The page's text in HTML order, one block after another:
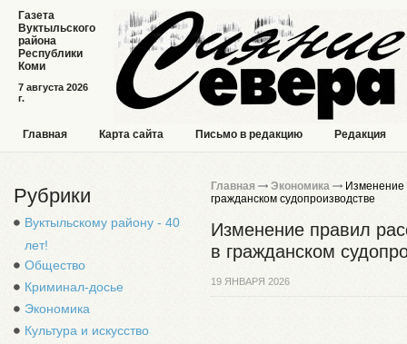
7 августа 2026
г.
Газета
Вуктыльского
района
Республики
Коми
Главная Карта сайта Письмо в редакцию Редакция
Рубрики
Вуктыльскому району - 40
лет!
Общество
Криминал-досье
Экономика
Культура и искусство
Главная Экономика
Изменение
гражданском судопроизводстве
Изменение правил
в гражданском
19 ЯНВАРЯ 2026